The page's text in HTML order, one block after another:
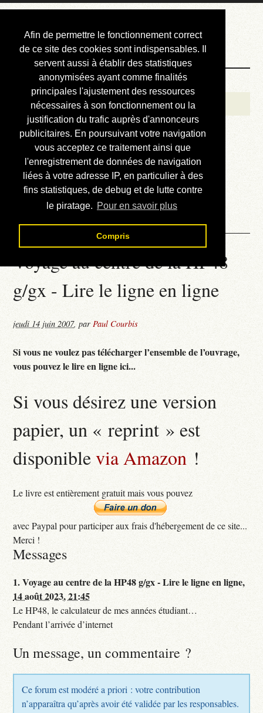
Afin de permettre le fonctionnement correct
de ce site des cookies sont indispensables. Il
servent aussi à établir des statistiques
anonymisées ayant comme finalités
principales l'ajustement des ressources
nécessaires à son fonctionnement ou la
justification du trafic auprès d'annonceurs
publicitaires. En poursuivant votre navigation
vous acceptez ce traitement ainsi que
l'enregistrement de données de navigation
liées à votre adresse IP, en particulier à des
fins statistiques, de debug et de lutte contre
le piratage. Pour en savoir plus
Compris
Courbis, « LE »
Blog Officiel
Bienvenue
Réalisations
Divers (et d’été)
Annonces
Liens externes
Téléchargement
Contact
Voyage au centre de la HP48
g/gx - Lire le ligne en ligne
jeudi 14 juin 2007,parPaul Courbis
Si vous ne voulez pas télécharger l’ensemble de l’ouvrage,
vous pouvez le lire en ligne ici...
Si vous désirez une version
papier, un « reprint » est
disponiblevia Amazon !
Le livre est entièrement gratuit mais vous pouvez
avec Paypal pour participer aux frais d'hébergement de ce site...
Merci !
Messages
1.Voyage au centre de la HP48 g/gx - Lire le ligne en ligne,
14 août 2023, 21:45
Le HP48, le calculateur de mes années étudiant…
Pendant l’arrivée d’internet
Un message, un commentaire ?
Ce forum est modéré a priori : votre contribution
n’apparaîtra qu’après avoir été validée par les responsables.